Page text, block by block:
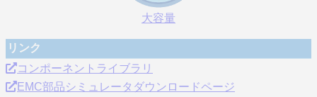
大容量
リンク
コンポーネントライブラリ
EMC部品シミュレータダウンロードページ